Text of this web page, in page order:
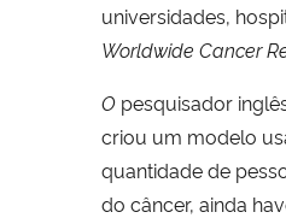
universidades,
Worldwide Cancer
O pesquisador
criou um modelo
quantidade de
do câncer, ainda